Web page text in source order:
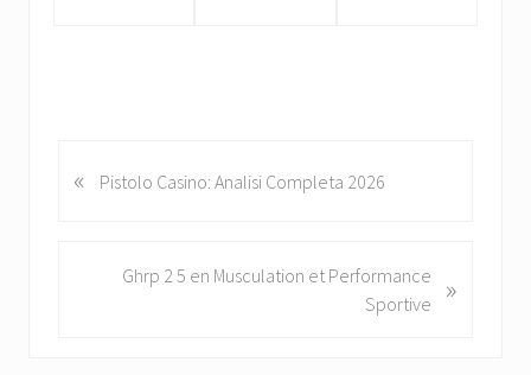
P
« Pistolo Casino: Analisi Completa 2026
Ghrp 2 5 en Musculation et Performance
Sportive
»